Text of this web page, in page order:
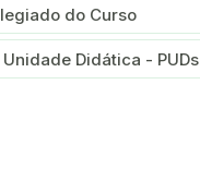
do Curso
Didática - PUDs